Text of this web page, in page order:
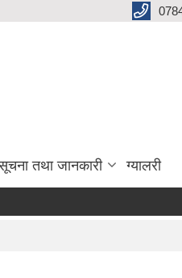
तथा जानकारी ग्यालरी